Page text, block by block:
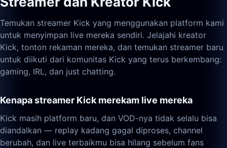
Temukan streamer Kick yang menggunakan platform kami
untuk menyimpan live mereka sendiri. Jelajahi kreator
Kick, tonton rekaman mereka, dan temukan streamer baru
untuk diikuti dari komunitas Kick yang terus berkembang:
gaming, IRL, dan just chatting.
Kenapa streamer Kick merekam live mereka
Kick masih platform baru, dan VOD-nya tidak selalu bisa
diandalkan — replay kadang gagal diproses, channel
berubah, dan live terbaikmu bisa hilang sebelum fans